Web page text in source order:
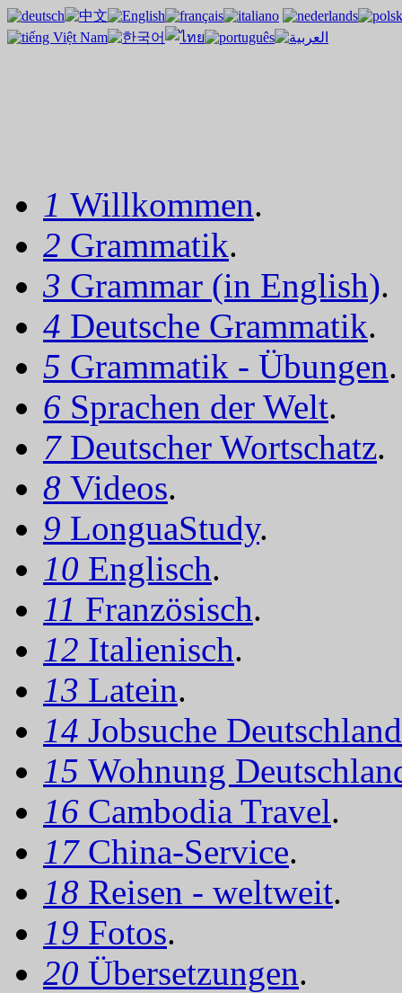
1 Willkommen.
2 Grammatik.
3 Grammar (in English).
4 Deutsche Grammatik.
5 Grammatik - Übungen.
6 Sprachen der Welt.
7 Deutscher Wortschatz.
8 Videos.
9 LonguaStudy.
10 Englisch.
11 Französisch.
12 Italienisch.
13 Latein.
14 Jobsuche Deutschland
15 Wohnung
16 Cambodia Travel.
17 China-Service.
18 Reisen - weltweit.
19 Fotos.
20 Übersetzungen.